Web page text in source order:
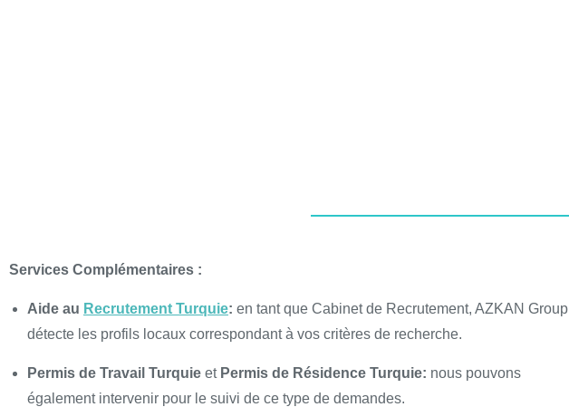
Services Complémentaires :
Aide au Recrutement Turquie: en tant que Cabinet de Recrutement, AZKAN Group
détecte les profils locaux correspondant à vos critères de recherche.
Permis de Travail Turquie etPermis de Résidence Turquie: nous pouvons
également intervenir pour le suivi de ce type de demandes.